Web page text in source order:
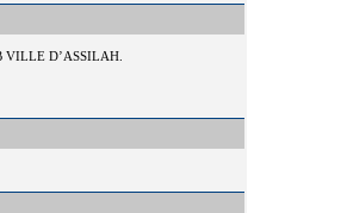
VILLE D’ASSILAH.